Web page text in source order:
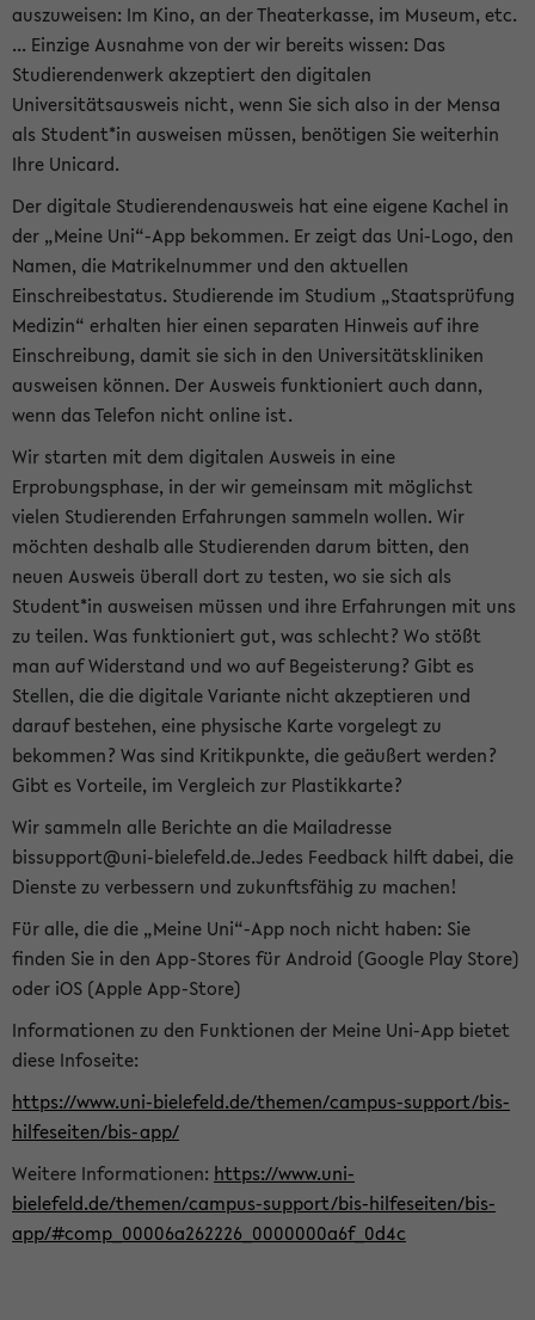
auszuweisen: Im Kino, an der Theaterkasse, im Museum, etc.
... Einzige Ausnahme von der wir bereits wissen: Das
Studierendenwerk akzeptiert den digitalen
Universitätsausweis nicht, wenn Sie sich also in der Mensa
als Student*in ausweisen müssen, benötigen Sie weiterhin
Ihre Unicard.
Der digitale Studierendenausweis hat eine eigene Kachel in
der „Meine Uni“-App bekommen. Er zeigt das Uni-Logo, den
Namen, die Matrikelnummer und den aktuellen
Einschreibestatus. Studierende im Studium „Staatsprüfung
Medizin“ erhalten hier einen separaten Hinweis auf ihre
Einschreibung, damit sie sich in den Universitätskliniken
ausweisen können. Der Ausweis funktioniert auch dann,
wenn das Telefon nicht online ist.
Wir starten mit dem digitalen Ausweis in eine
Erprobungsphase, in der wir gemeinsam mit möglichst
vielen Studierenden Erfahrungen sammeln wollen. Wir
möchten deshalb alle Studierenden darum bitten, den
neuen Ausweis überall dort zu testen, wo sie sich als
Student*in ausweisen müssen und ihre Erfahrungen mit uns
zu teilen. Was funktioniert gut, was schlecht? Wo stößt
man auf Widerstand und wo auf Begeisterung? Gibt es
Stellen, die die digitale Variante nicht akzeptieren und
darauf bestehen, eine physische Karte vorgelegt zu
bekommen? Was sind Kritikpunkte, die geäußert werden?
Gibt es Vorteile, im Vergleich zur Plastikkarte?
Wir sammeln alle Berichte an die Mailadresse
bissupport@uni-bielefeld.de.Jedes Feedback hilft dabei, die
Dienste zu verbessern und zukunftsfähig zu machen!
Für alle, die die „Meine Uni“-App noch nicht haben: Sie
finden Sie in den App-Stores für Android (Google Play Store)
oder iOS (Apple App-Store)
Informationen zu den Funktionen der Meine Uni-App bietet
diese Infoseite:
https://www.uni-bielefeld.de/themen/campus-support/bis-
hilfeseiten/bis-app/
Weitere Informationen: https://www.uni-
bielefeld.de/themen/campus-support/bis-hilfeseiten/bis-
app/#comp_00006a262226_0000000a6f_0d4c